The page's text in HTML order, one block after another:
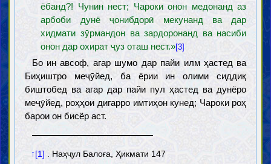
ёбанд?! Чунин нест; Чароки онон медонанд аз
арбоби дунё ҷонибдорӣ мекунанд ва дар
хидмати зӯрмандон ва зардоронанд ва насиби
онон дар охират ҷуз оташ нест.» [3]
Бо ин авсоф, агар шумо дар пайи илм ҳастед ва
Биҳиштро меҷӯйед, ба ёрии ин олими сиддиқ
биштобед ва агар дар пайи пул ҳастед ва дунёро
меҷӯйед, роҳҳои дигарро имтиҳон кунед; Чароки роҳ
барои он бисёр аст.
↑[1] . Наҳҷул Балоға, Ҳикмати 147